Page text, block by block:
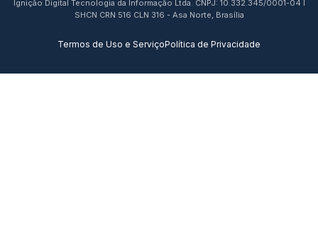
Ignição Digital Tecnologia da Informação Ltda. CNPJ: 10.332.345/0001-04 I
SHCN CRN 516 CLN 316 - Asa Norte, Brasília
Termos de Uso e ServiçoPolítica de Privacidade